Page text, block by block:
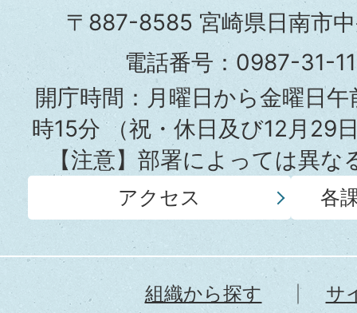
市
役
所
〒887-8585 宮崎県日南市
電話番号：0987-31-
開庁時間：月曜日から金曜日
時15分（祝・休日及び12月29
【注意】部署によっては異
アクセス 各
組織から探す
サ